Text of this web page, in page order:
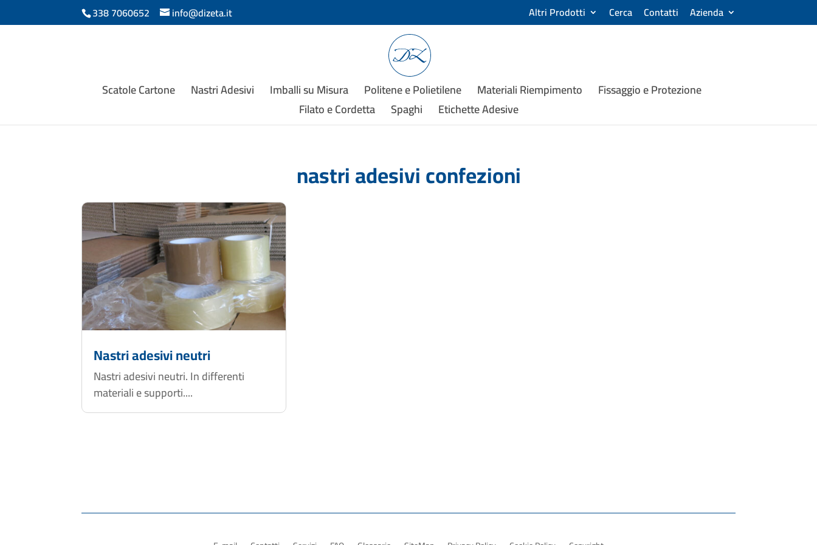
338 7060652 info@dizeta.it Altri Prodotti Cerca Contatti Azienda
Scatole Cartone Nastri Adesivi Imballi su Misura Politene e Polietilene Materiali Riempimento
Fissaggio e Protezione
Filato e Cordetta
Spaghi Etichette Adesive
nastri adesivi confezioni
Nastri adesivi neutri
Nastri adesivi neutri. In differenti
materiali e supporti....